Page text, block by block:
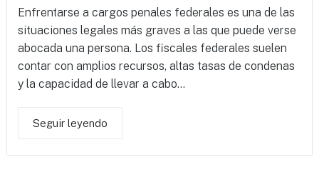
Enfrentarse a cargos penales federales es una de las
situaciones legales más graves a las que puede verse
abocada una persona. Los fiscales federales suelen
contar con amplios recursos, altas tasas de condenas
y la capacidad de llevar a cabo...
Seguir leyendo